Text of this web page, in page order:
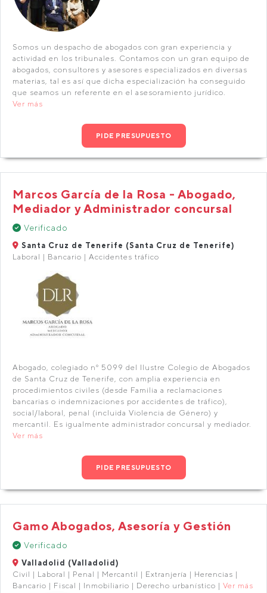
Somos un despacho de abogados con gran experiencia y
actividad en los tribunales. Contamos con un gran equipo de
abogados, consultores y asesores especializados en diversas
materias, tal es así que dicha especialización ha conseguido
que seamos un referente en el asesoramiento jurídico.
Ver más
PIDE PRESUPUESTO
Marcos García de la Rosa - Abogado,
Mediador y Administrador concursal
Verificado
Santa Cruz de Tenerife (Santa Cruz de Tenerife)
Laboral | Bancario | Accidentes tráfico
Abogado, colegiado nº 5099 del Ilustre Colegio de Abogados
de Santa Cruz de Tenerife, con amplia experiencia en
procedimientos civiles (desde Familia a reclamaciones
bancarias o indemnizaciones por accidentes de tráfico),
social/laboral, penal (incluida Violencia de Género) y
mercantil. Es igualmente administrador concursal y mediador.
Ver más
PIDE PRESUPUESTO
Gamo Abogados, Asesoría y Gestión
Verificado
Valladolid (Valladolid)
Civil | Laboral | Penal | Mercantil | Extranjería | Herencias |
Bancario | Fiscal | Inmobiliario | Derecho urbanístico | Ver más